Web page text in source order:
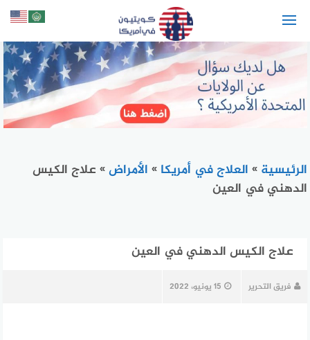
الرئيسية » العلاج في أمريكا » الأمراض» علاج الكيس
الدهني في العين
علاج الكيس الدهني في العين
فريق التحرير 15 يونيو، 2022